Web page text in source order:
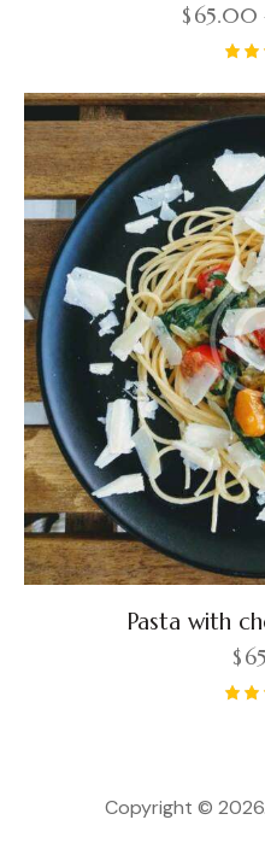
$65.00
Pasta with
$
Copyright ©